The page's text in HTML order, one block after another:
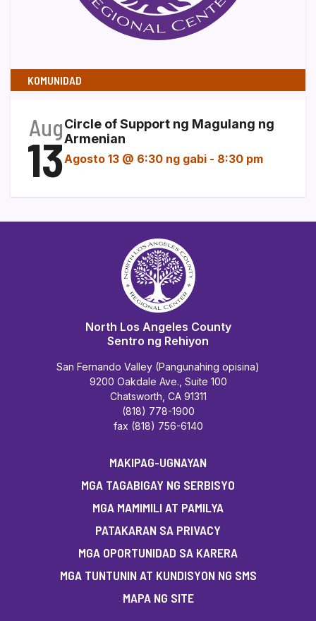
KOMUNIDAD
Aug
13
Circle of Support ng Magulang ng
Armenian
Agosto 13 @ 6:30 ng gabi - 8:30 pm
North Los Angeles County
Sentro ng Rehiyon
San Fernando Valley (Pangunahing opisina)
9200 Oakdale Ave., Suite 100
Chatsworth, CA 91311
(818) 778-1900
fax (818) 756-6140
MAKIPAG-UGNAYAN
MGA TAGABIGAY NG SERBISYO
MGA MAMIMILI AT PAMILYA
PATAKARAN SA PRIVACY
MGA OPORTUNIDAD SA KARERA
MGA TUNTUNIN AT KUNDISYON NG SMS
MAPA NG SITE